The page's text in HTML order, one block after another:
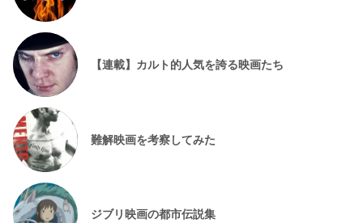
【連載】カルト的人気を誇る映画たち
難解映画を考察してみた
ジブリ映画の都市伝説集